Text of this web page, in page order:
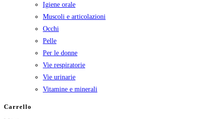
Igiene orale
Muscoli e articolazioni
Occhi
Pelle
Per le donne
Vie respiratorie
Vie urinarie
Vitamine e minerali
Carrello